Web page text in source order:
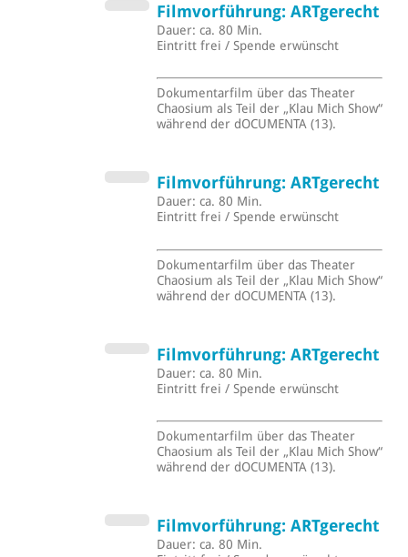
Filmvorführung: ARTgerecht
Dauer: ca. 80 Min.
Eintritt frei / Spende erwünscht
Dokumentarfilm über das Theater
Chaosium als Teil der „Klau Mich Show“
während der dOCUMENTA (13).
Filmvorführung: ARTgerecht
Dauer: ca. 80 Min.
Eintritt frei / Spende erwünscht
Dokumentarfilm über das Theater
Chaosium als Teil der „Klau Mich Show“
während der dOCUMENTA (13).
Filmvorführung: ARTgerecht
Dauer: ca. 80 Min.
Eintritt frei / Spende erwünscht
Dokumentarfilm über das Theater
Chaosium als Teil der „Klau Mich Show“
während der dOCUMENTA (13).
Filmvorführung: ARTgerecht
Dauer: ca. 80 Min.